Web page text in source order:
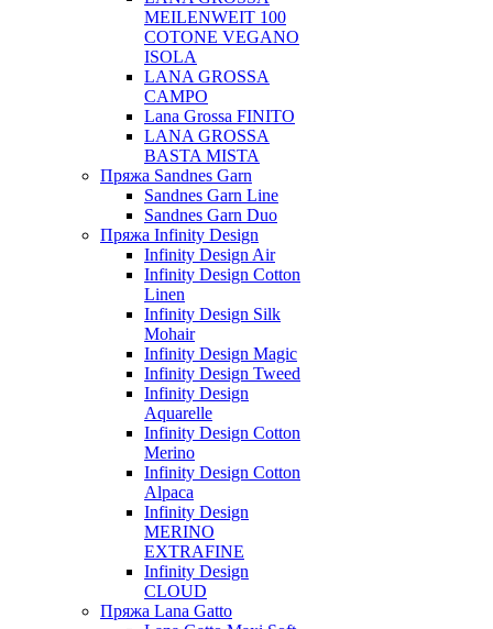
MEILENWEIT 100
COTONE VEGANO
ISOLA
LANA GROSSA
CAMPO
Lana Grossa FINITO
LANA GROSSA
BASTA MISTA
Пряжа Sandnes Garn
Sandnes Garn Line
Sandnes Garn Duo
Пряжа Infinity Design
Infinity Design Air
Infinity Design Cotton
Linen
Infinity Design Silk
Mohair
Infinity Design Magic
Infinity Design Tweed
Infinity Design
Aquarelle
Infinity Design Cotton
Merino
Infinity Design Cotton
Alpaca
Infinity Design
MERINO
EXTRAFINE
Infinity Design
CLOUD
Пряжа Lana Gatto